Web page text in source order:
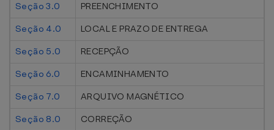
Seção 3.0
PREENCHIMENTO
Seção 4.0
LOCAL E PRAZO DE ENTREGA
Seção 5.0
RECEPÇÃO
Seção 6.0
ENCAMINHAMENTO
Seção 7.0
ARQUIVO MAGNÉTICO
Seção 8.0
CORREÇÃO